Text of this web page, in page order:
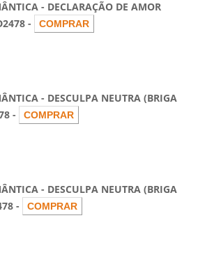
- DECLARAÇÃO DE AMOR
-
- DESCULPA NEUTRA (BRIGA
-
- DESCULPA NEUTRA (BRIGA
-